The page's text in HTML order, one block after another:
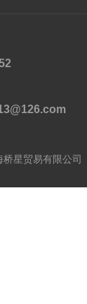
星贸易有限公司